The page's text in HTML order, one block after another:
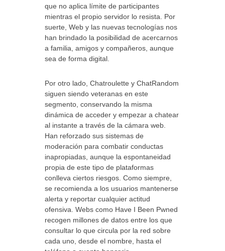
que no aplica límite de participantes
mientras el propio servidor lo resista. Por
suerte, Web y las nuevas tecnologías nos
han brindado la posibilidad de acercarnos
a familia, amigos y compañeros, aunque
sea de forma digital.
Por otro lado, Chatroulette y ChatRandom
siguen siendo veteranas en este
segmento, conservando la misma
dinámica de acceder y empezar a chatear
al instante a través de la cámara web.
Han reforzado sus sistemas de
moderación para combatir conductas
inapropiadas, aunque la espontaneidad
propia de este tipo de plataformas
conlleva ciertos riesgos. Como siempre,
se recomienda a los usuarios mantenerse
alerta y reportar cualquier actitud
ofensiva. Webs como Have I Been Pwned
recogen millones de datos entre los que
consultar lo que circula por la red sobre
cada uno, desde el nombre, hasta el